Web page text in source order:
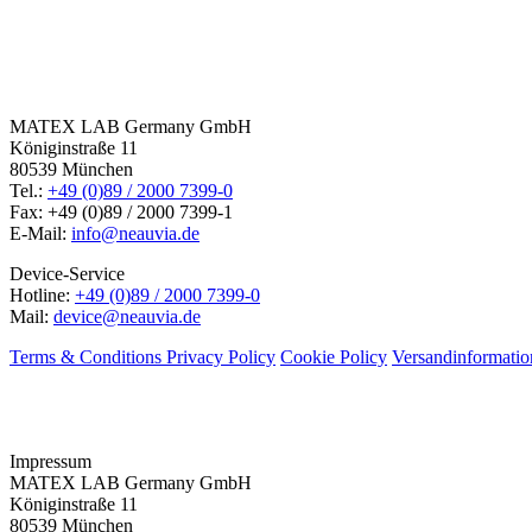
MATEX LAB Germany GmbH
Königinstraße 11
80539 München
Tel.: +49 (0)89 / 2000 7399-0
Fax: +49 (0)89 / 2000 7399-1
E-Mail: info@neauvia.de
Device-Service
Hotline: +49 (0)89 / 2000 7399-0
Mail: device@neauvia.de
Terms & Conditions Privacy Policy Cookie Policy
Impressum
MATEX LAB Germany GmbH
Königinstraße 11
80539 München